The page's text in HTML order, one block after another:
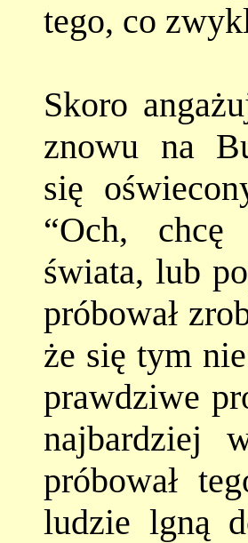
tego, co
Skoro
znowu na
się
“Och, chcę
świata, lub
próbował
że się tym
prawdziwe
najbardziej
próbował
ludzie lgną